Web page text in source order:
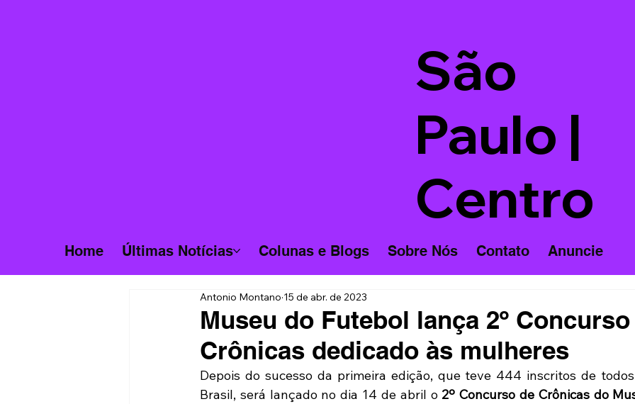
São
Paulo |
Centro
Home Últimas Notícias Colunas e Blogs Sobre Nós Contato Anuncie
Museu do Futebol lança 2º
Crônicas dedicado às mulheres
Antonio Montano 15 de abr. de 2023
Depois do sucesso da primeira edição, que teve 444 inscritos de
Brasil, será lançado no dia 14 de abril o 2º Concurso de Crônicas do